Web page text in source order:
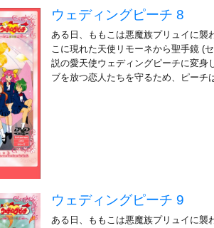
ウェディングピーチ 8
ある日、ももこは悪魔族プリュイに襲
こに現れた天使リモーネから聖手鏡 (
説の愛天使ウェディングピーチに変身
ブを放つ恋人たちを守るため、ピー
ウェディングピーチ 9
ある日、ももこは悪魔族プリュイに襲